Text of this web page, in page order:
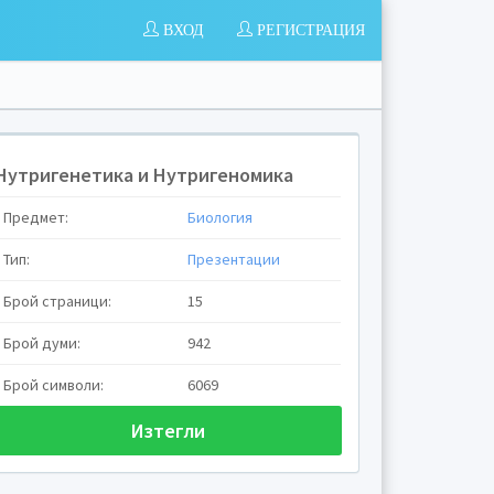
РЕГИСТРАЦИЯ
ВХОД
и
- за
и
и Нутригеномика
Предмет: Биология
Тип: Презентации
Брой страници: 15
Брой думи: 942
Брой символи: 6069
Изтегли